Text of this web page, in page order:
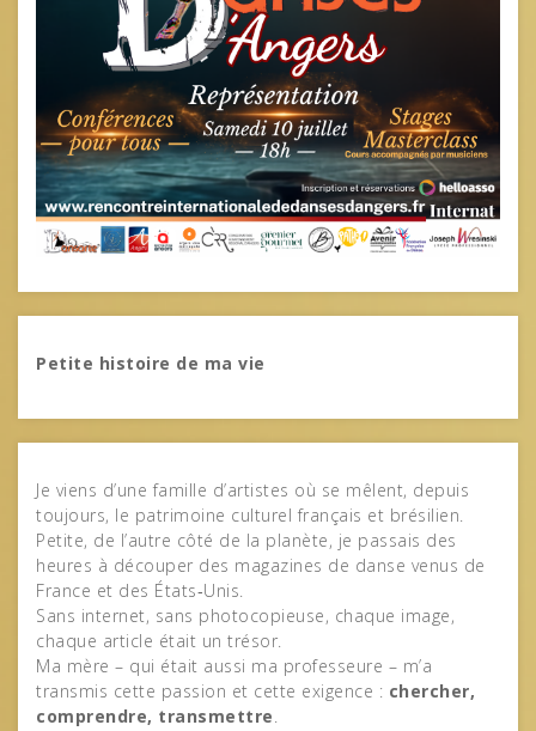
Petite histoire de ma vie
Je viens d’une famille d’artistes où se mêlent, depuis
toujours, le patrimoine culturel français et brésilien.
Petite, de l’autre côté de la planète, je passais des
heures à découper des magazines de danse venus de
France et des États‑Unis.
Sans internet, sans photocopieuse, chaque image,
chaque article était un trésor.
Ma mère – qui était aussi ma professeure – m’a
transmis cette passion et cette exigence : chercher,
comprendre, transmettre.